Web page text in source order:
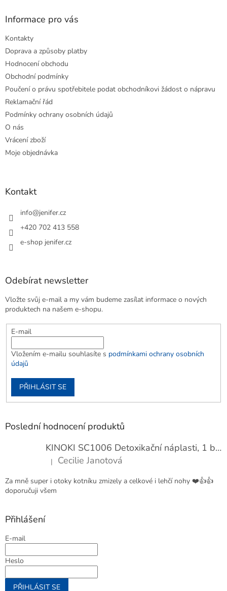
Informace pro vás
Kontakty
Doprava a způsoby platby
Hodnocení obchodu
Obchodní podmínky
Poučení o právu spotřebitele podat obchodníkovi žádost o nápravu
Reklamační řád
Podmínky ochrany osobních údajů
O nás
Vrácení zboží
Moje objednávka
Kontakt
info@jenifer.cz
+420 702 413 558
e-shop jenifer.cz
Odebírat newsletter
Vložte svůj e-mail a my vám budeme zasílat informace o nových
produktech na našem e-shopu.
E-mail
Vložením e-mailu souhlasíte s podmínkami ochrany osobních
údajů
PŘIHLÁSIT SE
Poslední hodnocení produktů
KINOKI SC1006 Detoxikační náplasti, 1 balení - 10 ks
Hodnocení produktu je 4 z 5 hvězdiček.
| Cecilie Janotová
Za mně super i otoky kotníku zmizely a celkové i lehčí nohy ❤️👍👍
doporučuji všem
Přihlášení
E-mail
Heslo
PŘIHLÁSIT SE